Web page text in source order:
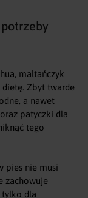
maltańczyk
Zbyt twarde
a nawet
patyczki dla
tego
pies nie musi
zachowuje
tylko dla